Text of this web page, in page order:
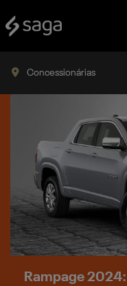
Concessionárias
Rampage